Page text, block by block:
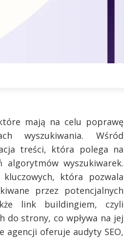
mają na celu poprawę
wyszukiwania. Wśród
treści, która polega na
wyszukiwarek.
która pozwala
przez potencjalnych
link buildingiem, czyli
do strony, co wpływa na jej
agencji oferuje audyty SEO,